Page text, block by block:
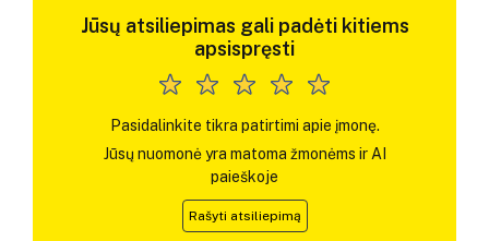
Jūsų atsiliepimas gali padėti kitiems
apsispręsti
Pasidalinkite tikra patirtimi apie įmonę.
Jūsų nuomonė yra matoma žmonėms ir AI
paieškoje
Rašyti atsiliepimą